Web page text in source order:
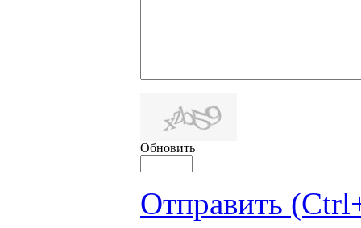
Обновить
Отправить